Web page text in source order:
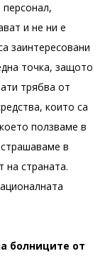
и не ни е
заинтересовани
точка, защото
трябва от
които са
ползваме в
в
на страната.
болниците от